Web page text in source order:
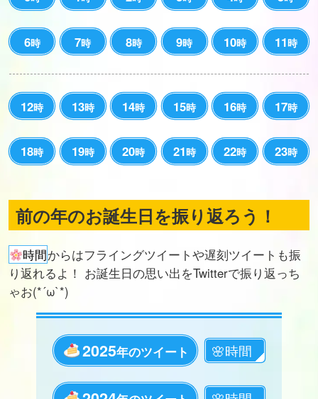
6時 7時 8時 9時 10時 11時
12時 13時 14時 15時 16時 17時
18時 19時 20時 21時 22時 23時
前の年のお誕生日を振り返ろう！
時間からはフライングツイートや遅刻ツイートも振
り返れるよ！ お誕生日の思い出をTwitterで振り返っち
ゃお(*´ω`*)
2025年のツイート